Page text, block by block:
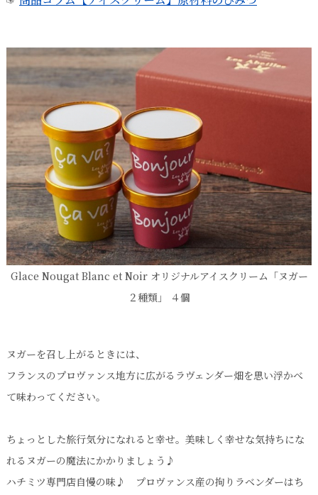
Glace Nougat Blanc et Noir オリジナルアイスクリーム「ヌガー
２種類」 ４個
ヌガーを召し上がるときには、
フランスのプロヴァンス地方に広がるラヴェンダー畑を思い浮かべ
て味わってください。
ちょっとした旅行気分になれると幸せ。美味しく幸せな気持ちにな
れるヌガーの魔法にかかりましょう♪
ハチミツ専門店自慢の味♪ プロヴァンス産の拘りラベンダーはち